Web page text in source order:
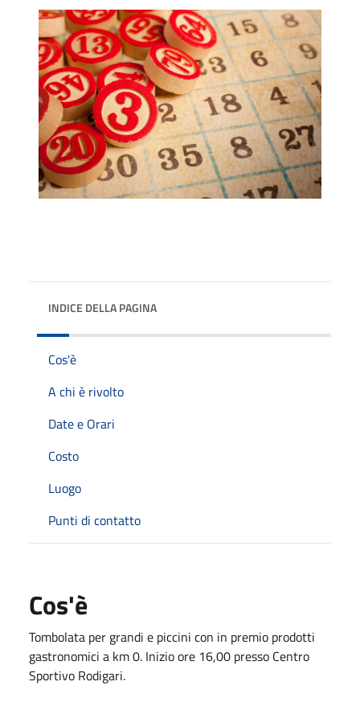
INDICE DELLA PAGINA
Cos'è
A chi è rivolto
Date e Orari
Costo
Luogo
Punti di contatto
Cos'è
Tombolata per grandi e piccini con in premio prodotti
gastronomici a km 0. Inizio ore 16,00 presso Centro
Sportivo Rodigari.